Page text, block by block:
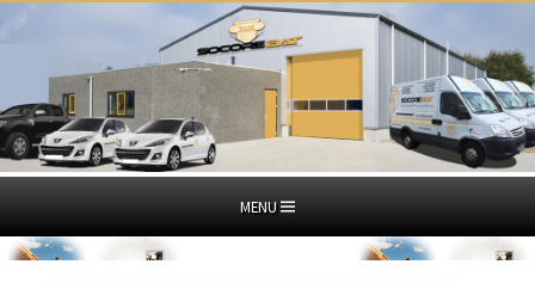
MENU